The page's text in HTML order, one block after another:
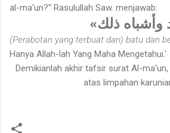
al-ma'un?'' Rasulullah Saw. menjawab:
وأشباه ذلك»
(Perabotan yang terbuat dari) batu dan
Hanya Allah-lah Yang Maha Mengetahui.'
Demikianlah akhir tafsir surat Al-
atas limpahan